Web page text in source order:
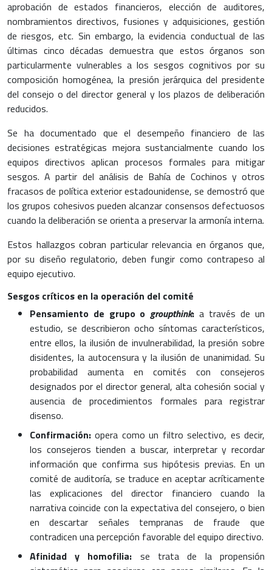
aprobación de estados financieros, elección de auditores,
nombramientos directivos, fusiones y adquisiciones, gestión
de riesgos, etc. Sin embargo, la evidencia conductual de las
últimas cinco décadas demuestra que estos órganos son
particularmente vulnerables a los sesgos cognitivos por su
composición homogénea, la presión jerárquica del presidente
del consejo o del director general y los plazos de deliberación
reducidos.
Se ha documentado que el desempeño financiero de las
decisiones estratégicas mejora sustancialmente cuando los
equipos directivos aplican procesos formales para mitigar
sesgos. A partir del análisis de Bahía de Cochinos y otros
fracasos de política exterior estadounidense, se demostró que
los grupos cohesivos pueden alcanzar consensos defectuosos
cuando la deliberación se orienta a preservar la armonía interna.
Estos hallazgos cobran particular relevancia en órganos que,
por su diseño regulatorio, deben fungir como contrapeso al
equipo ejecutivo.
Sesgos críticos en la operación del comité
Pensamiento de grupo ogroupthink: a través de un
estudio, se describieron ocho síntomas característicos,
entre ellos, la ilusión de invulnerabilidad, la presión sobre
disidentes, la autocensura y la ilusión de unanimidad. Su
probabilidad aumenta en comités con consejeros
designados por el director general, alta cohesión social y
ausencia de procedimientos formales para registrar
disenso.
Confirmación:opera como un filtro selectivo, es decir,
los consejeros tienden a buscar, interpretar y recordar
información que confirma sus hipótesis previas. En un
comité de auditoría, se traduce en aceptar acríticamente
las explicaciones del director financiero cuando la
narrativa coincide con la expectativa del consejero, o bien
en descartar señales tempranas de fraude que
contradicen una percepción favorable del equipo directivo.
Afinidad y homofilia: se trata de la propensión